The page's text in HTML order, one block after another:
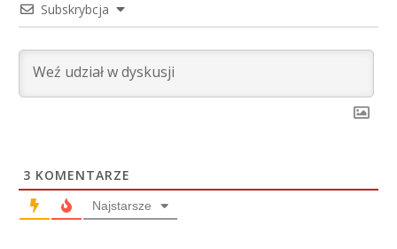
Subskrybcja
3 KOMENTARZE
Najstarsze